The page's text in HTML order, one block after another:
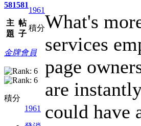
581
主
題
581
帖
子
1961
積分
金牌會員
積分
1961
What's
services
page
are
could have